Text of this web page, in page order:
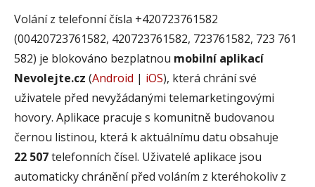
Volání z telefonní čísla +420723761582
(00420723761582, 420723761582, 723761582, 723 761
582) je blokováno bezplatnou mobilní aplikací
Nevolejte.cz (Android | iOS), která chrání své
uživatele před nevyžádanými telemarketingovými
hovory. Aplikace pracuje s komunitně budovanou
černou listinou, která k aktuálnímu datu obsahuje
22 507telefonních čísel. Uživatelé aplikace jsou
automaticky chránění před voláním z kteréhokoliv z